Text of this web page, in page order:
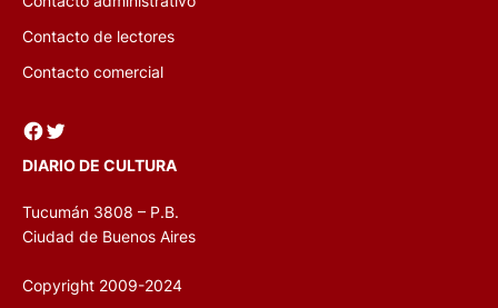
Contacto de lectores
Contacto comercial
Facebook Twitter
DIARIO DE CULTURA
Tucumán 3808 – P.B.
Ciudad de Buenos Aires
Copyright 2009-2024